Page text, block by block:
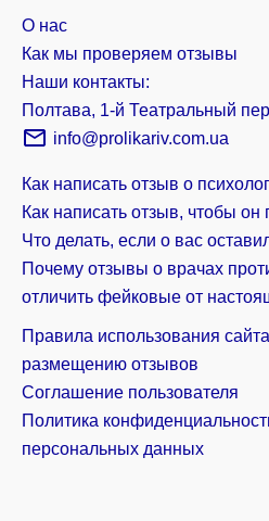
О нас
Как мы проверяем отзывы
Наши контакты:
Полтава, 1-й Театральный
info@prolikariv.com.ua
Как написать отзыв о
Как написать отзыв, чтобы он
Что делать, если о вас
Почему отзывы о врачах
отличить фейковые от
Правила использования
размещению отзывов
Соглашение пользователя
Политика
персональных данных